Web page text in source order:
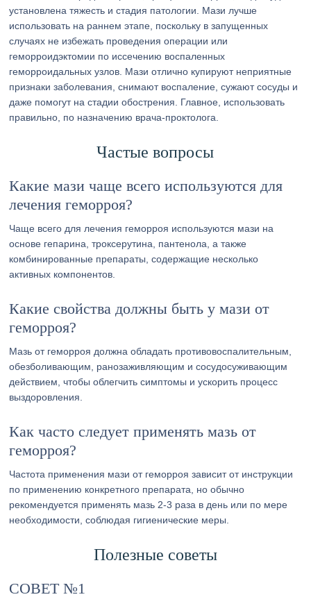
установлена тяжесть и стадия патологии. Мази лучше
использовать на раннем этапе, поскольку в запущенных
случаях не избежать проведения операции или
геморроидэктомии по иссечению воспаленных
геморроидальных узлов. Мази отлично купируют неприятные
признаки заболевания, снимают воспаление, сужают сосуды и
даже помогут на стадии обострения. Главное, использовать
правильно, по назначению врача-проктолога.
Частые вопросы
Какие мази чаще всего используются для
лечения геморроя?
Чаще всего для лечения геморроя используются мази на
основе гепарина, троксерутина, пантенола, а также
комбинированные препараты, содержащие несколько
активных компонентов.
Какие свойства должны быть у мази от
геморроя?
Мазь от геморроя должна обладать противовоспалительным,
обезболивающим, ранозаживляющим и сосудосуживающим
действием, чтобы облегчить симптомы и ускорить процесс
выздоровления.
Как часто следует применять мазь от
геморроя?
Частота применения мази от геморроя зависит от инструкции
по применению конкретного препарата, но обычно
рекомендуется применять мазь 2-3 раза в день или по мере
необходимости, соблюдая гигиенические меры.
Полезные советы
СОВЕТ №1